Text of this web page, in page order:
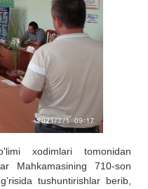
xodimlari tomonidan
Mahkamasining 710-son
tushuntirishlar berib,